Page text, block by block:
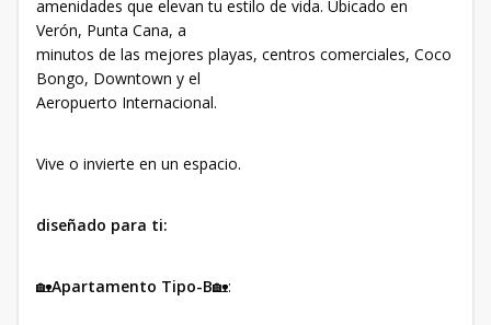
amenidades que elevan tu estilo de vida. Ubicado en
Verón, Punta Cana, a
minutos de las mejores playas, centros comerciales, Coco
Bongo, Downtown y el
Aeropuerto Internacional.
Vive o invierte en un espacio.
diseñado para ti:
🏡Apartamento Tipo-B🏡: